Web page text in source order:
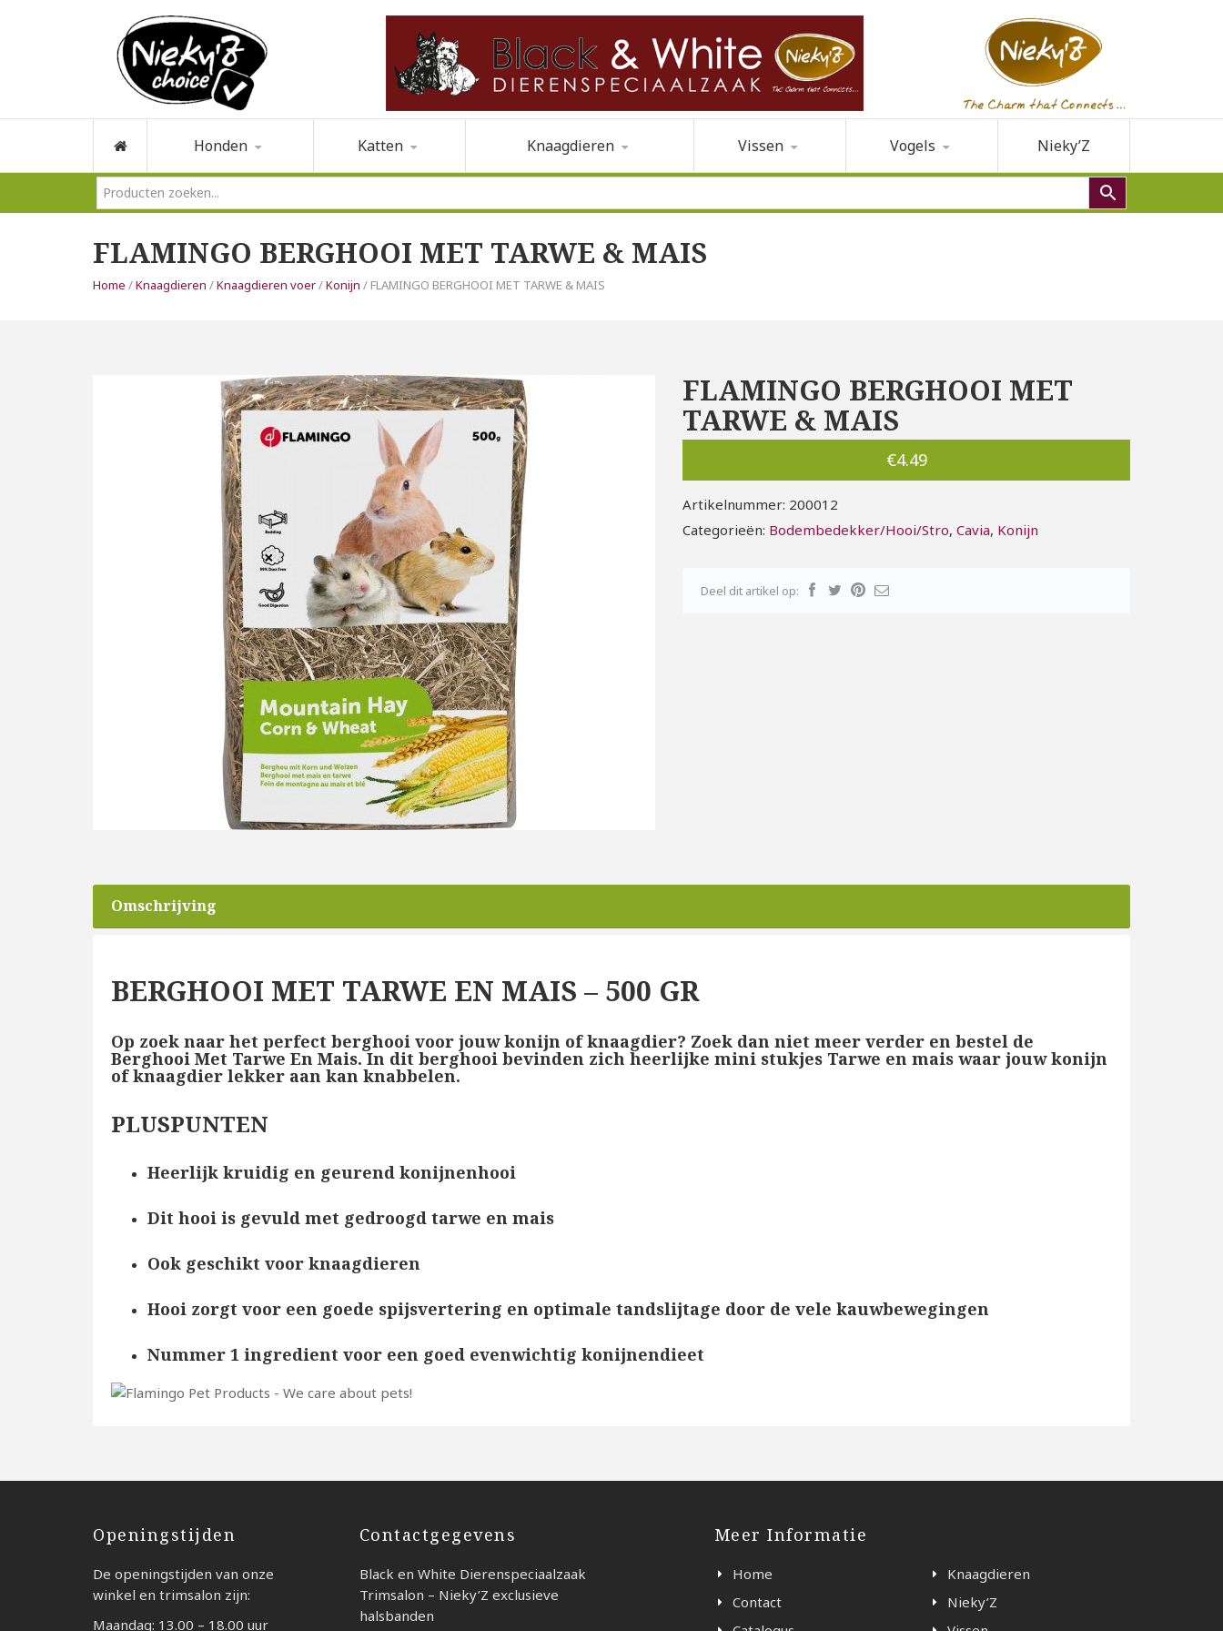
Honden Katten Knaagdieren Vissen Vogels Nieky’Z
FLAMINGO BERGHOOI MET TARWE & MAIS
Home /Knaagdieren /Knaagdieren voer/Konijn / FLAMINGO BERGHOOI MET TARWE & MAIS
FLAMINGO BERGHOOI MET
TARWE & MAIS
€4.49
Artikelnummer: 200012
Categorieën: Bodembedekker/Hooi/Stro,Cavia, Konijn
Deel dit artikel op:
Omschrijving
BERGHOOI MET TARWE EN MAIS – 500 GR
Op zoek naar het perfect berghooi voor jouw konijn of knaagdier? Zoek dan niet meer verder en bestel de
Berghooi Met Tarwe En Mais. In dit berghooi bevinden zich heerlijke mini stukjes Tarwe en mais waar jouw konijn
of knaagdier lekker aan kan knabbelen.
PLUSPUNTEN
Heerlijk kruidig en geurend konijnenhooi
Dit hooi is gevuld met gedroogd tarwe en mais
Ook geschikt voor knaagdieren
Hooi zorgt voor een goede spijsvertering en optimale tandslijtage door de vele kauwbewegingen
Nummer 1 ingredient voor een goed evenwichtig konijnendieet
Openingstijden
De openingstijden van onze
winkel en trimsalon zijn:
Maandag: 13.00 – 18.00 uur
Contactgegevens
Black en White Dierenspeciaalzaak
Trimsalon – Nieky’Z exclusieve
halsbanden
Meer Informatie
Home
Contact
Knaagdieren
Nieky’Z